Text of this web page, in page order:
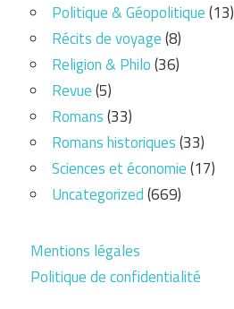
Politique & Géopolitique(13)
Récits de voyage(8)
Religion & Philo(36)
Revue(5)
Romans(33)
Romans historiques(33)
Sciences et économie(17)
Uncategorized(669)
Mentions légales
Politique de confidentialité